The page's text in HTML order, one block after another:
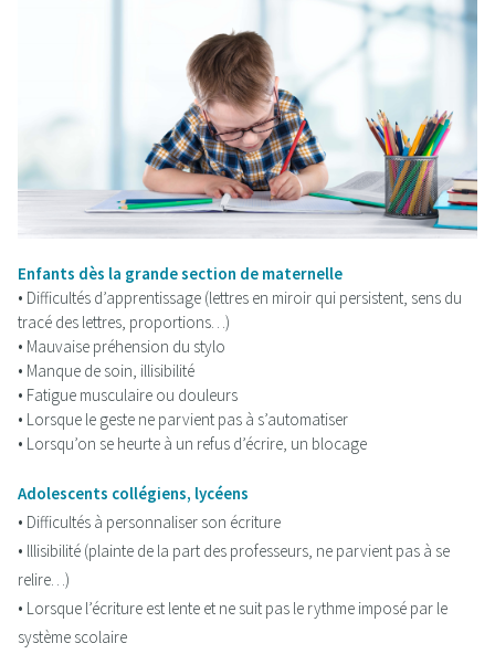
Enfants dès la grande section de maternelle
• Difficultés d’apprentissage (lettres en miroir qui persistent, sens du
tracé des lettres, proportions…)
• Mauvaise préhension du stylo
• Manque de soin, illisibilité
• Fatigue musculaire ou douleurs
• Lorsque le geste ne parvient pas à s’automatiser
• Lorsqu’on se heurte à un refus d’écrire, un blocage
Adolescents collégiens, lycéens
• Difficultés à personnaliser son écriture
• lllisibilité (plainte de la part des professeurs, ne parvient pas à se
relire…)
• Lorsque l’écriture est lente et ne suit pas le rythme imposé par le
système scolaire